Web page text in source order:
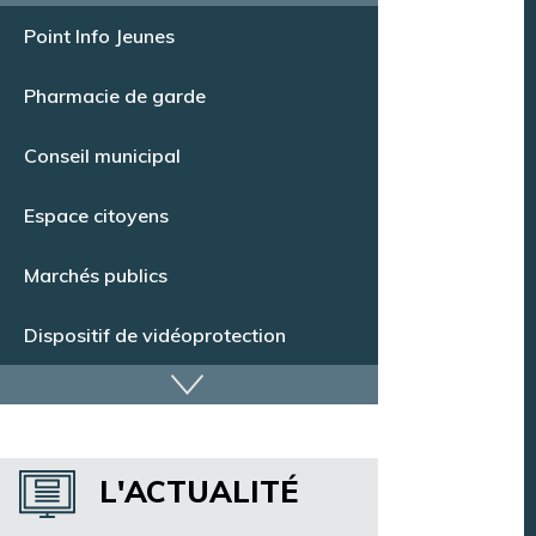
Offres d’emploi
Point Info Jeunes
Pharmacie de garde
Conseil municipal
Espace citoyens
Marchés publics
Dispositif de vidéoprotection
Annuaire des services
Annuaire des associations
L'ACTUALITÉ